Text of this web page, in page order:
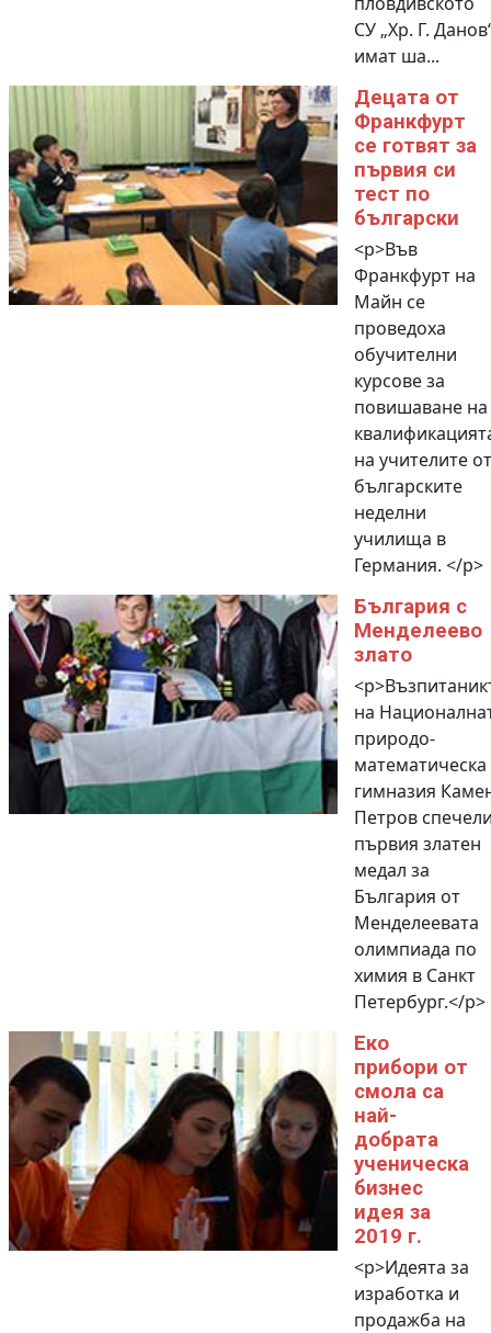
СУ „Хр. Г.
имат ша...
Децата от
Франкфурт
се готвят за
първия си
тест по
български
<p>Във
Франкфурт на
Майн се
проведоха
обучителни
курсове за
повишаване на
на учителите от
българските
неделни
училища в
Германия. </p>
България с
Менделеево
злато
на
природо-
математическа
гимназия
Петров
първия златен
медал за
България от
Менделеевата
олимпиада по
химия в Санкт
Петербург.</p>
Еко
прибори от
смола са
най-
добрата
ученическа
бизнес
идея за
2019 г.
<p>Идеята за
изработка и
продажба на